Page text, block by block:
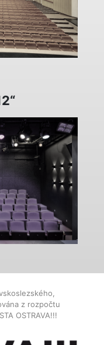
z rozpočtu
OSTRAVA!!!